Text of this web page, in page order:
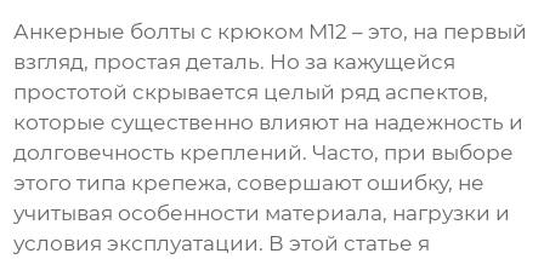
Анкерные болты с крюком М12 – это, на первый
взгляд, простая деталь. Но за кажущейся
простотой скрывается целый ряд аспектов,
которые существенно влияют на надежность и
долговечность креплений. Часто, при выборе
этого типа крепежа, совершают ошибку, не
учитывая особенности материала, нагрузки и
условия эксплуатации. В этой статье я